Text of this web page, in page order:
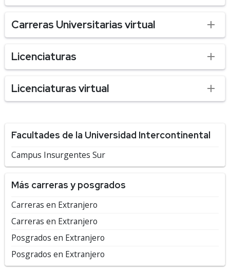
Carreras Universitarias virtual
Licenciaturas
Licenciaturas virtual
Facultades de la Universidad Intercontinental
Campus Insurgentes Sur
Más carreras y posgrados
Carreras en Extranjero
Carreras en Extranjero
Posgrados en Extranjero
Posgrados en Extranjero